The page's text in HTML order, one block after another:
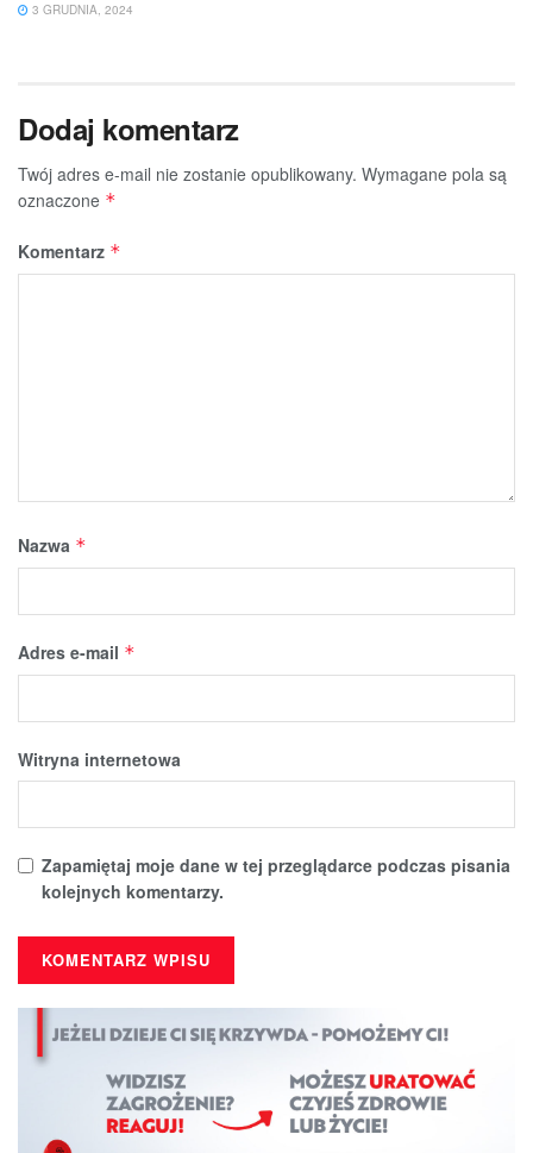
3 GRUDNIA, 2024
Dodaj komentarz
Twój adres e-mail nie zostanie opublikowany. Wymagane pola są
oznaczone *
Komentarz *
Nazwa *
Adres e-mail *
Witryna internetowa
Zapamiętaj moje dane w tej przeglądarce podczas pisania
kolejnych komentarzy.